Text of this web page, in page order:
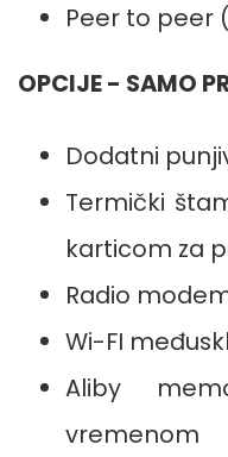
Peer to peer
OPCIJE - SAMO
Dodatni
Termički
karticom za
Radio
Wi-FI
Aliby
vremenom